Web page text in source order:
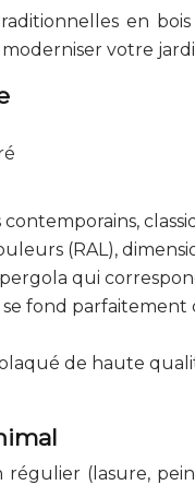
en
votre
(RAL),
qui
se fond
de haute
(lasure,